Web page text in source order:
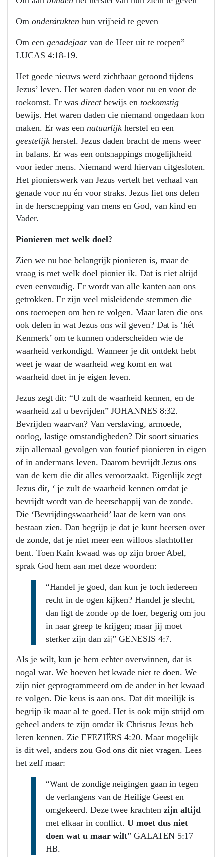
Om onderdrukten hun vrijheid te geven
Om een genadejaar van de Heer uit te roepen”
LUCAS 4:18-19.
Het goede nieuws werd zichtbaar getoond tijdens
Jezus’ leven. Het waren daden voor nu en voor de
toekomst. Er was directbewijs en toekomstig
bewijs. Het waren daden die niemand ongedaan kon
maken. Er was een natuurlijk herstel en een
geestelijk herstel. Jezus daden bracht de mens weer
in balans. Er was een ontsnappings mogelijkheid
voor ieder mens. Niemand werd hiervan uitgesloten.
Het pionierswerk van Jezus vertelt het verhaal van
genade voor nu én voor straks. Jezus liet ons delen
in de herschepping van mens en God, van kind en
Vader.
Pionieren met welk doel?
Zien we nu hoe belangrijk pionieren is, maar de
vraag is met welk doel pionier ik. Dat is niet altijd
even eenvoudig. Er wordt van alle kanten aan ons
getrokken. Er zijn veel misleidende stemmen die
ons toeroepen om hen te volgen. Maar laten die ons
ook delen in wat Jezus ons wil geven? Dat is ‘hét
Kenmerk’ om te kunnen onderscheiden wie de
waarheid verkondigd. Wanneer je dit ontdekt hebt
weet je waar de waarheid weg komt en wat
waarheid doet in je eigen leven.
Jezus zegt dit: “U zult de waarheid kennen, en de
waarheid zal u bevrijden” JOHANNES 8:32.
Bevrijden waarvan? Van verslaving, armoede,
oorlog, lastige omstandigheden? Dit soort situaties
zijn allemaal gevolgen van foutief pionieren in eigen
of in andermans leven. Daarom bevrijdt Jezus ons
van de kern die dit alles veroorzaakt. Eigenlijk zegt
Jezus dit, ‘ je zult de waarheid kennen omdat je
bevrijdt wordt van de heerschappij van de zonde.
Die ‘Bevrijdingswaarheid’ laat de kern van ons
bestaan zien. Dan begrijp je dat je kunt heersen over
de zonde, dat je niet meer een willoos slachtoffer
bent. Toen Kaïn kwaad was op zijn broer Abel,
sprak God hem aan met deze woorden:
“Handel je goed, dan kun je toch iedereen
recht in de ogen kijken? Handel je slecht,
dan ligt de zonde op de loer, begerig om jou
in haar greep te krijgen; maar jij moet
sterker zijn dan zij” GENESIS 4:7.
Als je wilt, kun je hem echter overwinnen, dat is
nogal wat. We hoeven het kwade niet te doen. We
zijn niet geprogrammeerd om de ander in het kwaad
te volgen. Die keus is aan ons. Dat dit moeilijk is
begrijp ik maar al te goed. Het is ook mijn strijd om
geheel anders te zijn omdat ik Christus Jezus heb
leren kennen. Zie EFEZIËRS 4:20. Maar mogelijk
is dit wel, anders zou God ons dit niet vragen. Lees
het zelf maar:
“Want de zondige neigingen gaan in tegen
de verlangens van de Heilige Geest en
omgekeerd. Deze twee krachten zijn altijd
met elkaar in conflict. U moet dus niet
doen wat u maar wilt” GALATEN 5:17
HB.